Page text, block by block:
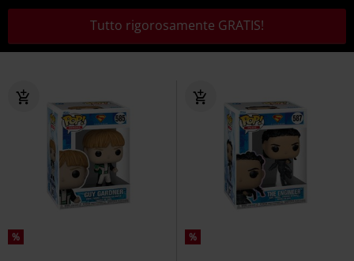
Tutto rigorosamente GRATIS!
% %